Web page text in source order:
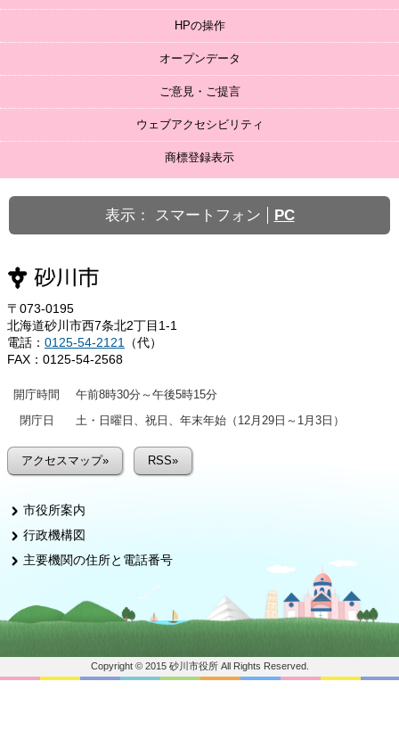
HPの操作
オープンデータ
ご意見・ご提言
ウェブアクセシビリティ
商標登録表示
表示： スマートフォン PC
〒073-0195
北海道砂川市西7条北2丁目1-1
電話： 0125-54-2121
（代）
FAX：0125-54-2568
開庁時間
午前8時30分～午後5時15分
閉庁日
土・日曜日、祝日、年末年始（12月29日～1月3日）
アクセスマップ» RSS»
市役所案内
行政機構図
主要機関の住所と電話番号
Copyright © 2015 砂川市役所 All Rights Reserved.